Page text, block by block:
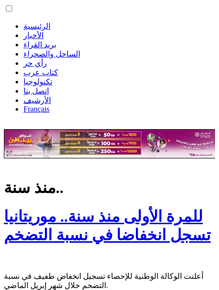
الرئيسية
الأخبار
بريد القراء
الساحل والصحراء
رأي حر
كتاب عرب
تكنولوجيا
اتصل بنا
الأرشيف
Français
منذ سنة..
للمرة الأولى منذ سنة.. موريتانيا
تسجل انخفاضا في نسبة التضخم
أعلنت الوكالة الوطنية للإحصاء تسجيل انخفاض طفيف في نسبة
التضخم خلال شهر إبريل الماضي.